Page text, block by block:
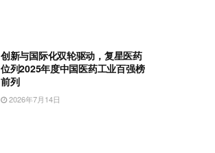
创新与国际化双轮驱动，复星医药
位列2025年度中国医药工业百强榜
前列
2026年7月14日